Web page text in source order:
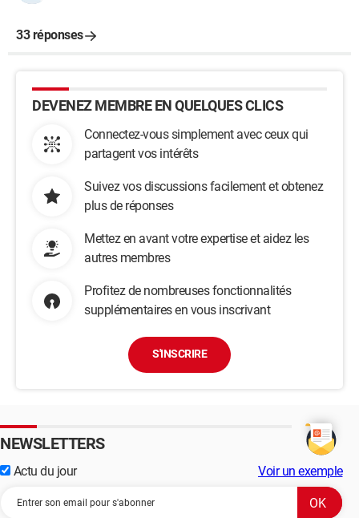
33 réponses
DEVENEZ MEMBRE EN QUELQUES CLICS
Connectez-vous simplement avec ceux qui
partagent vos intérêts
Suivez vos discussions facilement et obtenez
plus de réponses
Mettez en avant votre expertise et aidez les
autres membres
Profitez de nombreuses fonctionnalités
supplémentaires en vous inscrivant
S'INSCRIRE
NEWSLETTERS
Actu du jour Voir un exemple